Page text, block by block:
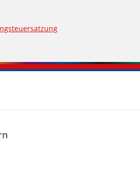
und Weiterführendes